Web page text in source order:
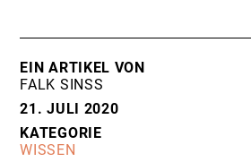
EIN ARTIKEL VON
FALK SINSS
21. JULI 2020
KATEGORIE
WISSEN